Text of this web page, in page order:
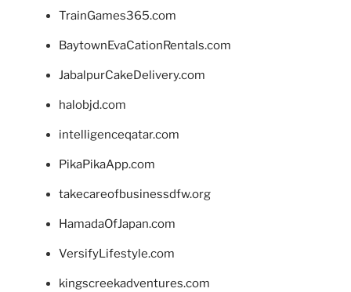
TrainGames365.com
BaytownEvaCationRentals.com
JabalpurCakeDelivery.com
halobjd.com
intelligenceqatar.com
PikaPikaApp.com
takecareofbusinessdfw.org
HamadaOfJapan.com
VersifyLifestyle.com
kingscreekadventures.com